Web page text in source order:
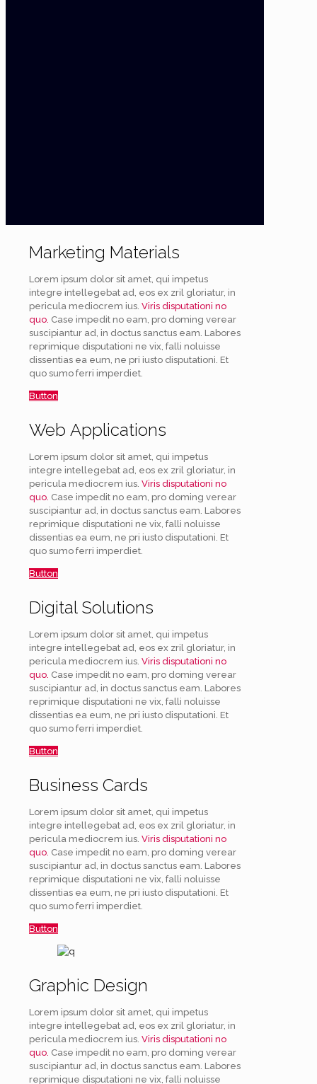
Marketing Materials
Lorem ipsum dolor sit amet, qui impetus
integre intellegebat ad, eos ex zril gloriatur, in
pericula mediocrem ius. Viris disputationi no
quo. Case impedit no eam, pro doming verear
suscipiantur ad, in doctus sanctus eam. Labores
reprimique disputationi ne vix, falli noluisse
dissentias ea eum, ne pri iusto disputationi. Et
quo sumo ferri imperdiet.
Button
Web Applications
Lorem ipsum dolor sit amet, qui impetus
integre intellegebat ad, eos ex zril gloriatur, in
pericula mediocrem ius. Viris disputationi no
quo. Case impedit no eam, pro doming verear
suscipiantur ad, in doctus sanctus eam. Labores
reprimique disputationi ne vix, falli noluisse
dissentias ea eum, ne pri iusto disputationi. Et
quo sumo ferri imperdiet.
Button
Digital Solutions
Lorem ipsum dolor sit amet, qui impetus
integre intellegebat ad, eos ex zril gloriatur, in
pericula mediocrem ius. Viris disputationi no
quo. Case impedit no eam, pro doming verear
suscipiantur ad, in doctus sanctus eam. Labores
reprimique disputationi ne vix, falli noluisse
dissentias ea eum, ne pri iusto disputationi. Et
quo sumo ferri imperdiet.
Button
Business Cards
Lorem ipsum dolor sit amet, qui impetus
integre intellegebat ad, eos ex zril gloriatur, in
pericula mediocrem ius. Viris disputationi no
quo. Case impedit no eam, pro doming verear
suscipiantur ad, in doctus sanctus eam. Labores
reprimique disputationi ne vix, falli noluisse
dissentias ea eum, ne pri iusto disputationi. Et
quo sumo ferri imperdiet.
Button
Graphic Design
Lorem ipsum dolor sit amet, qui impetus
integre intellegebat ad, eos ex zril gloriatur, in
pericula mediocrem ius. Viris disputationi no
quo. Case impedit no eam, pro doming verear
suscipiantur ad, in doctus sanctus eam. Labores
reprimique disputationi ne vix, falli noluisse